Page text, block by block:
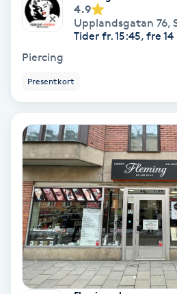
Torr hårbotten
Torrborstning
Triggerpunktsmassage
Trådning
Träning
Tvätt & Fön
Vaccination
4.9
Upplandsgatan 76,
Tider fr. 15:45, fre
Piercing
Presentkort